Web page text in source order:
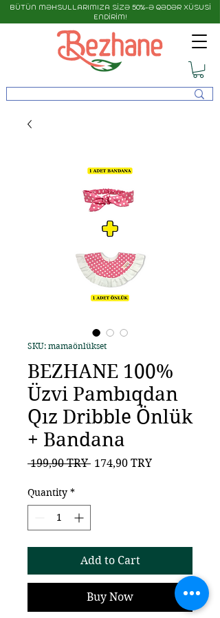
BÜTÜN MƏHSULLARIMIZA SİZƏ 50%-Ə QƏDƏR XÜSUSİ
ENDİRİM!
SKU: mamaönlükset
BEZHANE 100%
Üzvi Pambıqdan
Qız Dribble Önlük
+ Bandana
199,90 TRY Regular
174,90 TRYSale
Quantity *
Add to Cart
Buy Now